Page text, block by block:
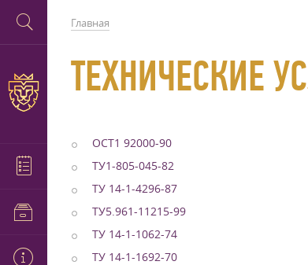
Главная
ТЕХНИЧЕСКИЕ
ОСТ1 92000-90
ТУ1-805-045-82
ТУ 14-1-4296-87
ТУ5.961-11215-99
ТУ 14-1-1062-74
ТУ 14-1-1692-70